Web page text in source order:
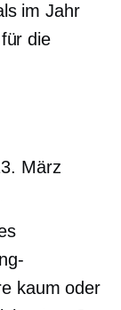
im Jahr
die
März
kaum oder